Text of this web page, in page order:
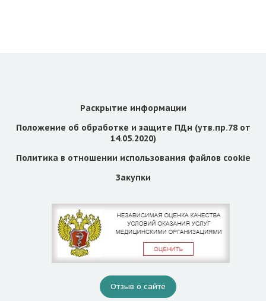
Раскрытие информации
Положение об обработке и защите ПДн (утв.пр.78 от
14.05.2020)
Политика в отношении использования файлов cookie
Закупки
Отзыв о сайте